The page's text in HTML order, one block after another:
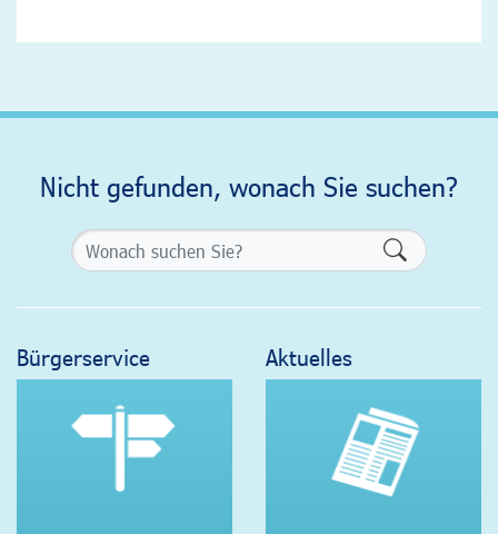
Nicht gefunden, wonach Sie suchen?
Bürgerservice Aktuelles